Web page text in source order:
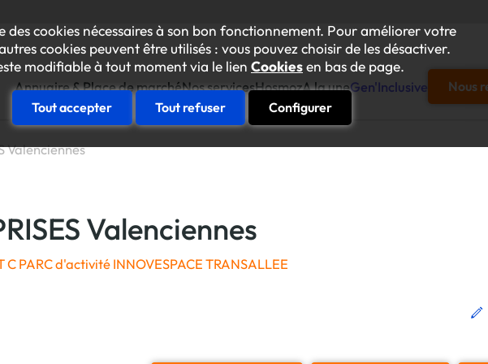
des cookies nécessaires à son bon fonctionnement. Pour améliorer votre
cookies peuvent être utilisés : vous pouvez choisir de les désactiver.
modifiable à tout moment via le lien Cookiesen bas de page.
Tout accepter Tout refuser Configurer
Annuaire & Place de marché
Panorama des prestataires inclusifs
sur les ESAT et Entreprises Adaptées
Nos services
Une équipe conseil à vos côtés pour chaque projet d'achat
Essaimer en interne
Faire connaître
HosmozA la uneGen'Inclusive Nous
Valenciennes
Valenciennes
C PARC d'activité INNOVESPACE TRANSALLEE